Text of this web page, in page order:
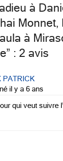
à
à
” : 2 avis
PATRICK
il y a 6 ans
qui veut suivre